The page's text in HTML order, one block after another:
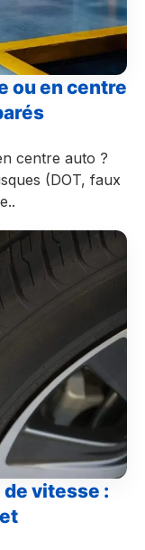
ou en centre
centre auto ?
(DOT, faux
vitesse :